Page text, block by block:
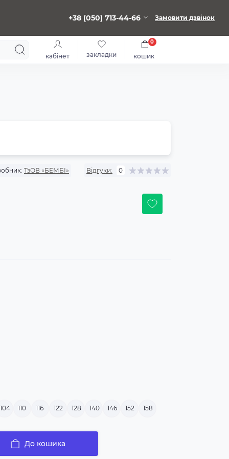
+38 (050) 713-44-66 Замовити дзвінок
кабінет закладки кошик
0
ТзОВ «БЕМБІ» Відгуки: 0
104 110 116 122 128 140 146 152 158
До кошика